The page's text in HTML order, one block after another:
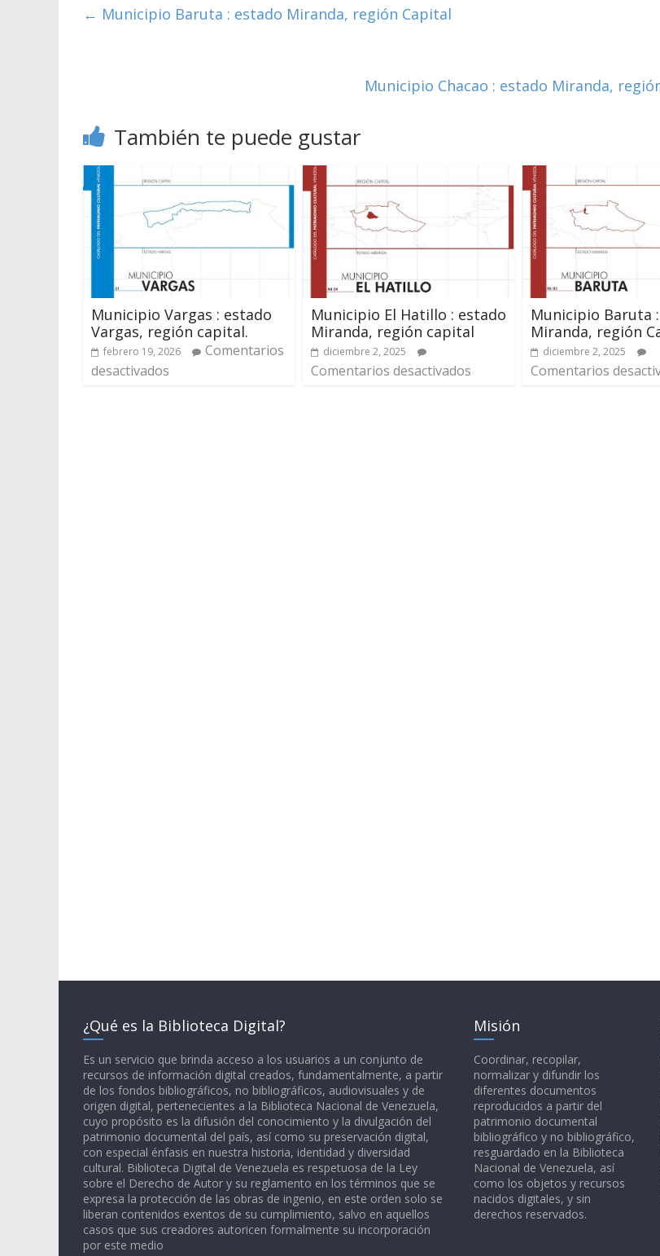
← Municipio Baruta : estado Miranda, región Capital
Municipio Chacao : estado Miranda,
También te puede gustar
Municipio Vargas : estado
Vargas, región capital.
febrero 19, 2026
Comentarios
desactivados
Municipio El Hatillo : estado
Miranda, región capital
diciembre 2, 2025
Comentarios desactivados
Municipio Baruta
Miranda, región
diciembre 2, 2025
Comentarios
¿Qué es la Biblioteca Digital?
Es un servicio que brinda acceso a los usuarios a un conjunto de
recursos de información digital creados, fundamentalmente, a partir
de los fondos bibliográficos, no bibliográficos, audiovisuales y de
origen digital, pertenecientes a la Biblioteca Nacional de Venezuela,
cuyo propósito es la difusión del conocimiento y la divulgación del
patrimonio documental del país, así como su preservación digital,
con especial énfasis en nuestra historia, identidad y diversidad
cultural. Biblioteca Digital de Venezuela es respetuosa de la Ley
sobre el Derecho de Autor y su reglamento en los términos que se
expresa la protección de las obras de ingenio, en este orden solo se
liberan contenidos exentos de su cumplimiento, salvo en aquellos
casos que sus creadores autoricen formalmente su incorporación
por este medio
Misión
Coordinar, recopilar,
normalizar y difundir los
diferentes documentos
reproducidos a partir del
patrimonio documental
bibliográfico y no bibliográfico,
resguardado en la Biblioteca
Nacional de Venezuela, así
como los objetos y recursos
nacidos digitales, y sin
derechos reservados.